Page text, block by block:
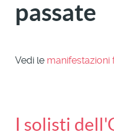
passate
Vedi le manifestazioni
I solisti